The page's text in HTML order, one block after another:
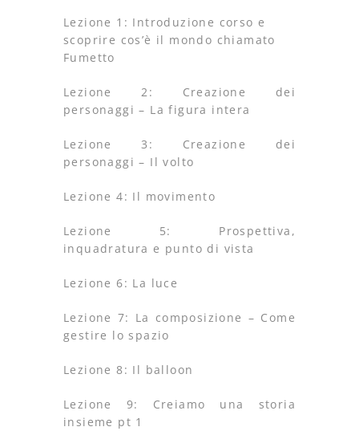
Lezione 1: Introduzione corso e
scoprire cos’è il mondo chiamato
Fumetto
Lezione 2: Creazione dei
personaggi – La figura intera
Lezione 3: Creazione dei
personaggi – Il volto
Lezione 4: Il movimento
Lezione 5: Prospettiva,
inquadratura e punto di vista
Lezione 6: La luce
Lezione 7: La composizione – Come
gestire lo spazio
Lezione 8: Il balloon
Lezione 9: Creiamo una storia
insieme pt 1